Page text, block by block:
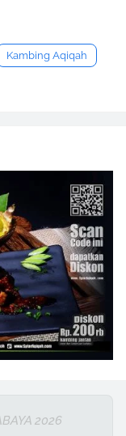
Kambing Aqiqah
2026